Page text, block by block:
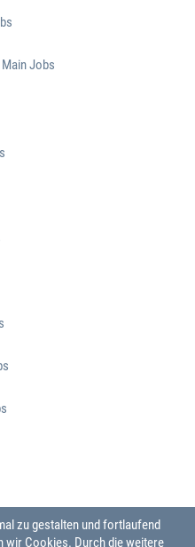
Jobs
zu gestalten und fortlaufend
wir Cookies. Durch die weitere